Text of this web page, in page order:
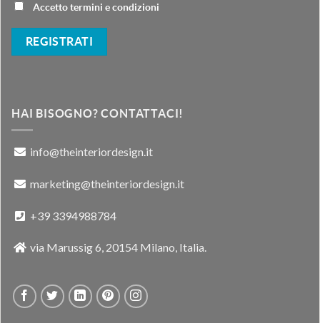
Accetto termini e condizioni
HAI BISOGNO? CONTATTACI!
info@theinteriordesign.it
marketing@theinteriordesign.it
+39 3394988784
via Marussig 6, 20154 Milano, Italia.